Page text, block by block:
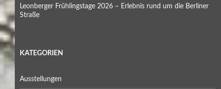
Leonberger Frühlingstage 2026 – Erlebnis rund um die Berliner
Straße
KATEGORIEN
Ausstellungen